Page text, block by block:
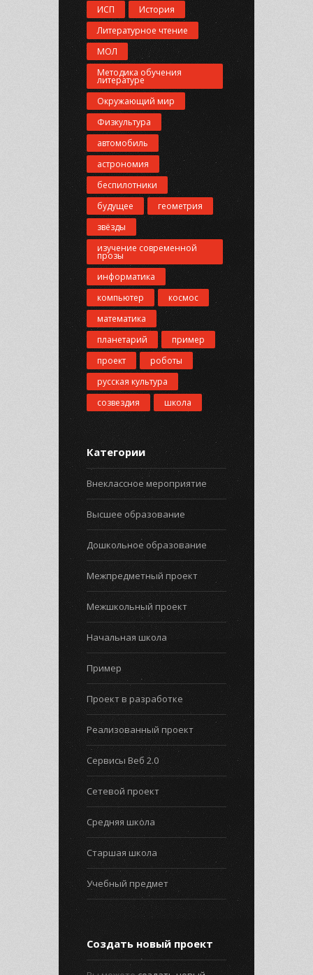
ИСП
История
Литературное чтение
МОЛ
Методика обучения
литературе
Окружающий мир
Физкультура
автомобиль
астрономия
беспилотники
будущее
геометрия
звёзды
изучение современной
прозы
информатика
компьютер
космос
математика
планетарий
пример
проект
роботы
русская культура
созвездия
школа
Категории
Внеклассное мероприятие
Высшее образование
Дошкольное образование
Межпредметный проект
Межшкольный проект
Начальная школа
Пример
Проект в разработке
Реализованный проект
Сервисы Веб 2.0
Сетевой проект
Средняя школа
Старшая школа
Учебный предмет
Создать новый проект